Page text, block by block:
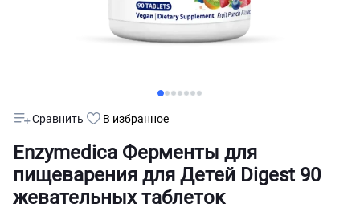
Enzymedica Ферменты для
пищеварения для Детей Digest 90
жевательных таблеток
Сравнить В избранное